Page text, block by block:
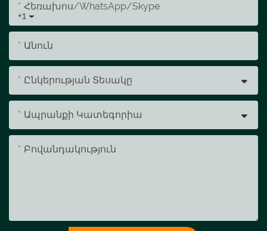
+1
Հեռախոս/whatsApp/skype
Անուն
Ընկերության Տեսակը
Ապրանքի Կատեգորիա
Բովանդակություն